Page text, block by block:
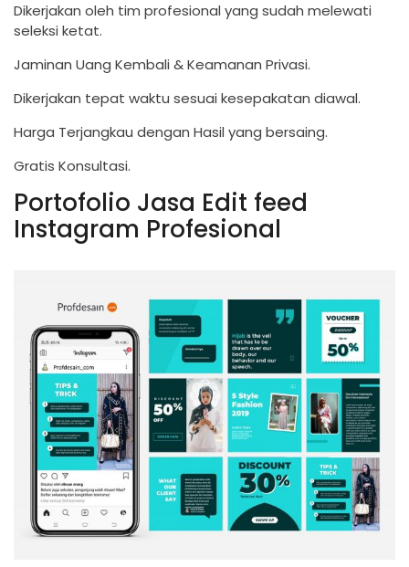
Dikerjakan oleh tim profesional yang sudah melewati
seleksi ketat.
Jaminan Uang Kembali & Keamanan Privasi.
Dikerjakan tepat waktu sesuai kesepakatan diawal.
Harga Terjangkau dengan Hasil yang bersaing.
Gratis Konsultasi.
Portofolio Jasa Edit feed
Instagram Profesional